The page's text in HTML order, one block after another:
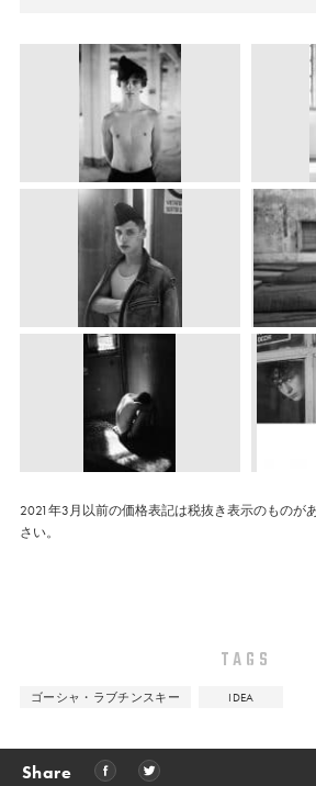
2021年3月以前の価格表記は税抜き表示のものが
さい。
TAGS
ゴーシャ・ラブチンスキー IDEA
Share